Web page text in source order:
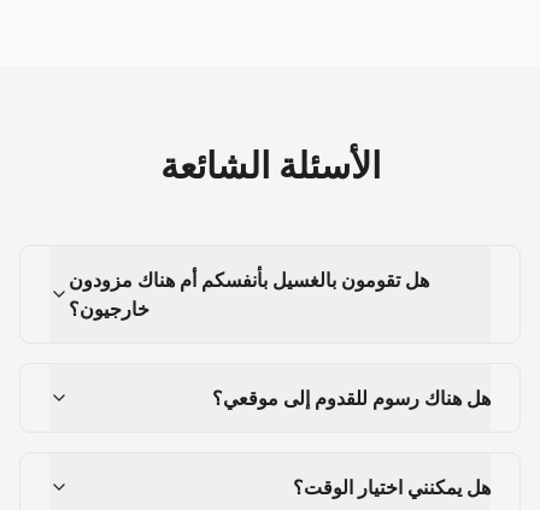
الأسئلة الشائعة
هل تقومون بالغسيل بأنفسكم أم هناك مزودون
خارجيون؟
هل هناك رسوم للقدوم إلى موقعي؟
هل يمكنني اختيار الوقت؟